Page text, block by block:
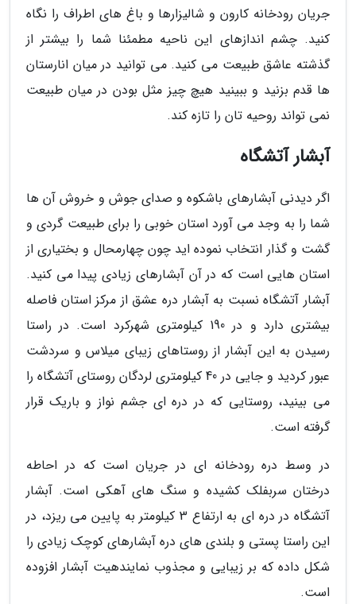
جریان رودخانه کارون و شالیزارها و باغ های اطراف را نگاه
کنید. چشم اندازهای این ناحیه مطمئنا شما را بیشتر از
گذشته عاشق طبیعت می کنید. می توانید در میان انارستان
ها قدم بزنید و ببینید هیچ چیز مثل بودن در میان طبیعت
نمی تواند روحیه تان را تازه کند.
آبشار آتشگاه
اگر دیدنی آبشارهای باشکوه و صدای جوش و خروش آن ها
شما را به وجد می آورد استان خوبی را برای طبیعت گردی و
گشت و گذار انتخاب نموده اید چون چهارمحال و بختیاری از
استان هایی است که در آن آبشارهای زیادی پیدا می کنید.
آبشار آتشگاه نسبت به آبشار دره عشق از مرکز استان فاصله
بیشتری دارد و در 190 کیلومتری شهرکرد است. در راستا
رسیدن به این آبشار از روستاهای زیبای میلاس و سردشت
عبور کردید و جایی در 40 کیلومتری لردگان روستای آتشگاه را
می بینید، روستایی که در دره ای جشم نواز و باریک قرار
گرفته است.
در وسط دره رودخانه ای در جریان است که در احاطه
درختان سربفلک کشیده و سنگ های آهکی است. آبشار
آتشگاه در دره ای به ارتفاع 3 کیلومتر به پایین می ریزد، در
این راستا پستی و بلندی های دره آبشارهای کوچک زیادی را
شکل داده که بر زیبایی و مجذوب نمایندهیت آبشار افزوده
است.